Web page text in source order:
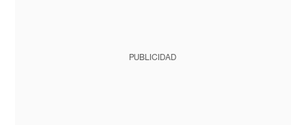
PUBLICIDAD